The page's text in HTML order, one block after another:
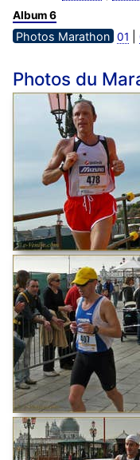
Album 6
Photos Marathon 01
Photos du